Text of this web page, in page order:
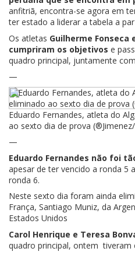
anfitriã, encontra-se agora em
ter estado a liderar a tabela a
Os atletas Guilherme Fonseca
cumpriram os objetivos e
quadro principal, juntamente
—
Eduardo Fernandes, atleta do
ao sexto dia de prova
—
Eduardo Fernandes não foi
apesar de ter vencido a ronda 5
ronda 6.
Neste sexto dia foram ainda
França, Santiago Muniz, da
Estados Unidos
Carol Henrique e Teresa
quadro principal, ontem tiveram